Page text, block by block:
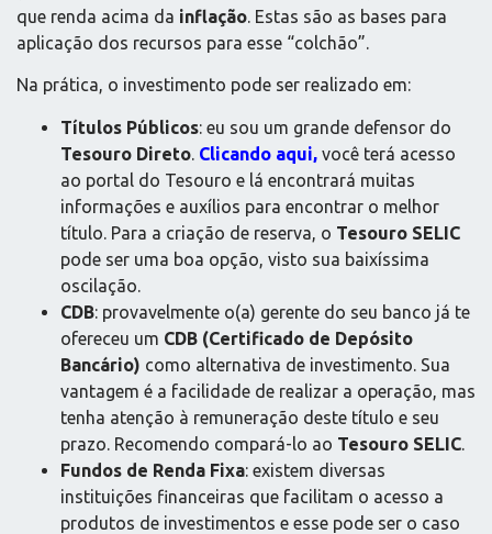
que renda acima da inflação. Estas são as bases para
aplicação dos recursos para esse “colchão”.
Na prática, o investimento pode ser realizado em:
Títulos Públicos: eu sou um grande defensor do
Tesouro Direto. Clicando aqui, você terá acesso
ao portal do Tesouro e lá encontrará muitas
informações e auxílios para encontrar o melhor
título. Para a criação de reserva, o Tesouro SELIC
pode ser uma boa opção, visto sua baixíssima
oscilação.
CDB: provavelmente o(a) gerente do seu banco já te
ofereceu um CDB (Certificado de Depósito
Bancário) como alternativa de investimento. Sua
vantagem é a facilidade de realizar a operação, mas
tenha atenção à remuneração deste título e seu
prazo. Recomendo compará-lo ao Tesouro SELIC.
Fundos de Renda Fixa: existem diversas
instituições financeiras que facilitam o acesso a
produtos de investimentos e esse pode ser o caso